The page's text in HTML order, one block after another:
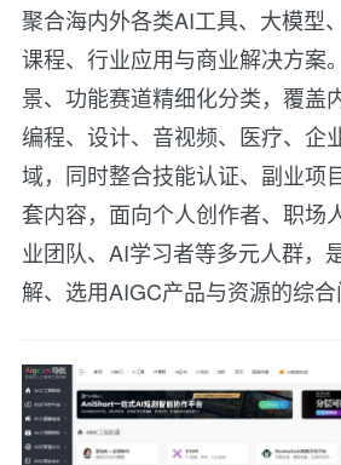
聚合海内外各类AI工具、大模型
课程、行业应用与商业解决方案
景、功能赛道精细化分类，覆盖
编程、设计、音视频、医疗、企
域，同时整合技能认证、副业项
套内容，面向个人创作者、职场
业团队、AI学习者等多元人群，
解、选用AIGC产品与资源的综合